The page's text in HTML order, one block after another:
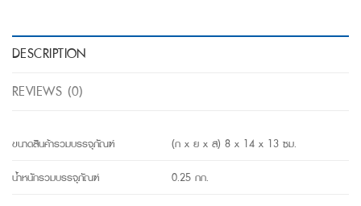
DESCRIPTION
REVIEWS (0)
ขนาดสินค้ารวมบรรจุภัณฑ์
(ก x ย x ส) 8 x 14 x 13 ซม.
น้ำหนักรวมบรรจุภัณฑ์
0.25 กก.